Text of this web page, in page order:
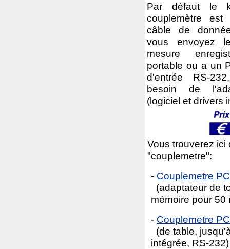
Par défaut le
couplemètre
câble de
vous envoyez
mesure
portable ou a un
d'entrée RS-
besoin de
(logiciel et drivers
Vous trouverez
"couplemetre":
- Couplemetre
(adaptateur de
mémoire pour 50
- Couplemetre
(de table,
intégrée, RS-232)